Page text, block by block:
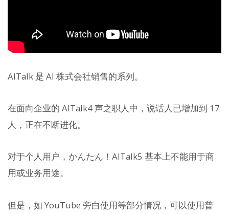
AITalk 是 AI 株式会社销售的系列。
在面向企业的 AITalk4 声之职人中，说话人已增加到 17
人，正在不断进化。
对于个人用户，かんたん！AITalk5 基本上不能用于商
用或业务用途。
但是，如 YouTube 旁白使用等部分情况，可以使用普